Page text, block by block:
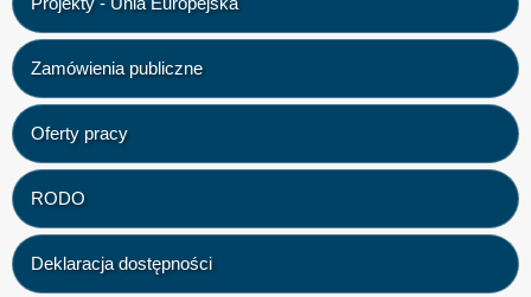
Zamówienia publiczne
Oferty pracy
RODO
Deklaracja dostępności